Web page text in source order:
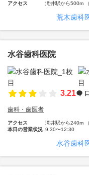
アクセス 滝井駅から500m
荒木歯科
水谷歯科医院
3.21
歯科・歯医者
アクセス
滝井駅から240m
本日の営業状況 9:30〜12:30
水谷歯科